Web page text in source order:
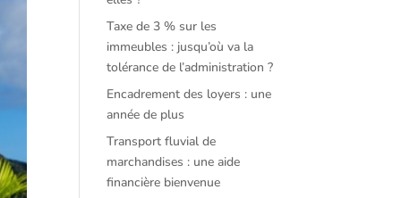
Taxe de 3 % sur les
immeubles : jusqu’où va la
tolérance de l’administration ?
Encadrement des loyers : une
année de plus
Transport fluvial de
marchandises : une aide
financière bienvenue